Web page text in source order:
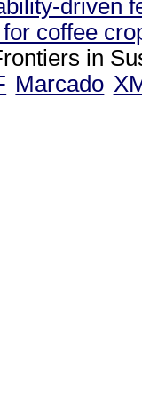
driven
coffee
in
Marcado